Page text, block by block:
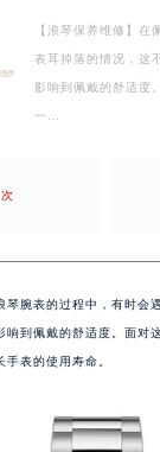
【浪琴保养维修】在
表耳掉落的情况，这
影响到佩戴的舒适度
一…
次
琴腕表的过程中，有时会
响到佩戴的舒适度。面对
表的使用寿命。